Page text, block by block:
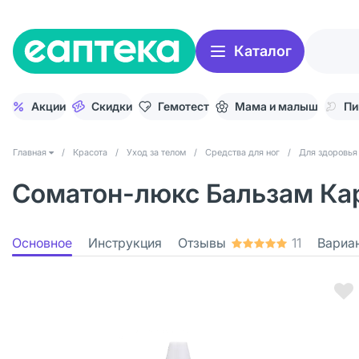
Каталог
Акции Скидки Гемотест Мама и малыш
Главная / Красота / Уход за телом / Средства для ног / Для здоровья
Соматон-люкс Бальзам
Основное Инструкция Отзывы 11